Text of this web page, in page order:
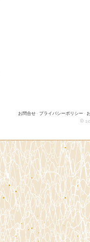
お問合せ- プライバシーポリシー-
©